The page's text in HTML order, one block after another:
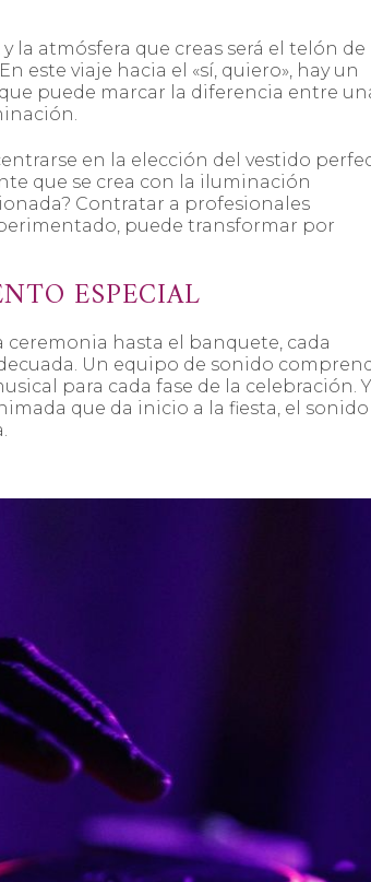
la atmósfera que creas será el telón de
este viaje hacia el «sí, quiero», hay un
puede marcar la diferencia entre
en la elección del vestido
que se crea con la iluminación
Contratar a profesionales
puede transformar por
ESPECIAL
ceremonia hasta el banquete, cada
Un equipo de sonido
para cada fase de la celebración.
que da inicio a la fiesta, el sonido